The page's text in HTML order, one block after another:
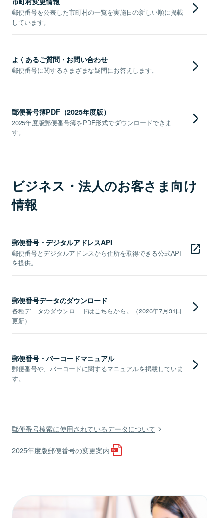
郵便番号を公表した市町村の一覧を実施日の新しい順に掲載
しています。
よくあるご質問・お問い合わせ
郵便番号に関するさまざまな疑問にお答えします。
郵便番号簿PDF（2025年度版）
2025年度版郵便番号簿をPDF形式でダウンロードできま
す。
ビジネス・法人のお客さま向け
情報
郵便番号・デジタルアドレスAPI
郵便番号とデジタルアドレスから住所を取得できる公式API
を提供。
郵便番号データのダウンロード
各種データのダウンロードはこちらから。（2026年7月31日
更新）
郵便番号・バーコードマニュアル
郵便番号や、バーコードに関するマニュアルを掲載していま
す。
郵便番号検索に使用されているデータについて
2025年度版郵便番号の変更案内